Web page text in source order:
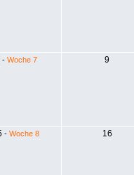
- Woche 7 9
-Woche 8 16